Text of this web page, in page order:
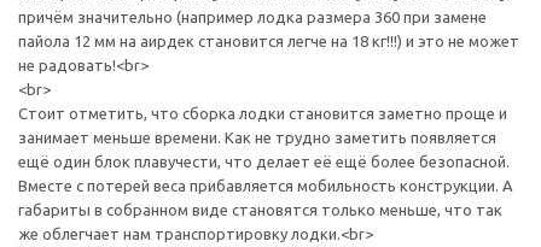
причём значительно (например лодка размера 360 при замене
пайола 12 мм на аирдек становится легче на 18 кг!!!) и это не может
не радовать!<br>
<br>
Стоит отметить, что сборка лодки становится заметно проще и
занимает меньше времени. Как не трудно заметить появляется
ещё один блок плавучести, что делает её ещё более безопасной.
Вместе с потерей веса прибавляется мобильность конструкции. А
габариты в собранном виде становятся только меньше, что так
же облегчает нам транспортировку лодки.<br>